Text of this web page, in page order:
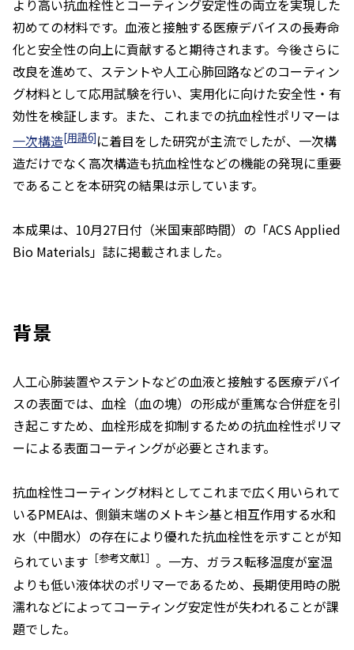
より高い抗血栓性とコーティング安定性の両立を実現した
初めての材料です。血液と接触する医療デバイスの長寿命
化と安全性の向上に貢献すると期待されます。今後さらに
改良を進めて、ステントや人工心肺回路などのコーティン
グ材料として応用試験を行い、実用化に向けた安全性・有
効性を検証します。また、これまでの抗血栓性ポリマーは
一次構造[用語6]に着目をした研究が主流でしたが、一次構
造だけでなく高次構造も抗血栓性などの機能の発現に重要
であることを本研究の結果は示しています。
本成果は、10月27日付（米国東部時間）の「ACS Applied
Bio Materials」誌に掲載されました。
背景
人工心肺装置やステントなどの血液と接触する医療デバイ
スの表面では、血栓（血の塊）の形成が重篤な合併症を引
き起こすため、血栓形成を抑制するための抗血栓性ポリマ
ーによる表面コーティングが必要とされます。
抗血栓性コーティング材料としてこれまで広く用いられて
いるPMEAは、側鎖末端のメトキシ基と相互作用する水和
水（中間水）の存在により優れた抗血栓性を示すことが知
られています ［参考文献1］ 。一方、ガラス転移温度が室温
よりも低い液体状のポリマーであるため、長期使用時の脱
濡れなどによってコーティング安定性が失われることが課
題でした。